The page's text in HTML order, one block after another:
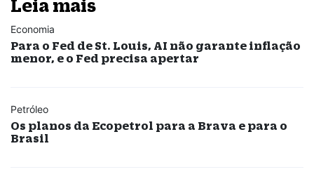
Leia mais
Economia
Para o Fed de St. Louis, AI não garante inflação
menor, e o Fed precisa apertar
Petróleo
Os planos da Ecopetrol para a Brava e para o
Brasil